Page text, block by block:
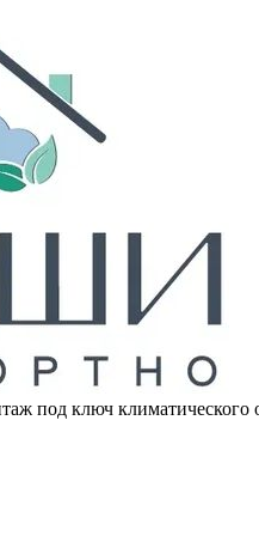
под ключ климатического